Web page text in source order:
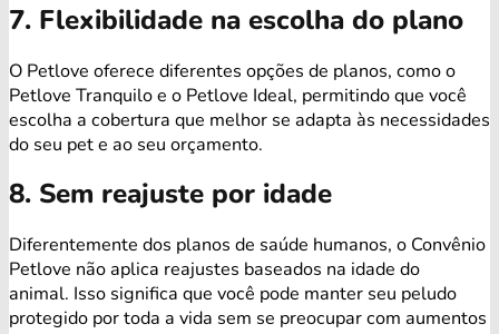
7. Flexibilidade na escolha do plano
O Petlove oferece diferentes opções de planos, como o
Petlove Tranquilo e o Petlove Ideal, permitindo que você
escolha a cobertura que melhor se adapta às necessidades
do seu pet e ao seu orçamento.
8. Sem reajuste por idade
Diferentemente dos planos de saúde humanos, o Convênio
Petlove não aplica reajustes baseados na idade do
animal. Isso significa que você pode manter seu peludo
protegido por toda a vida sem se preocupar com aumentos